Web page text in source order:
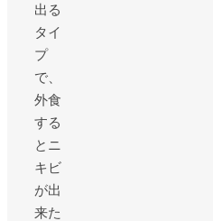
出る
タイ
プ
で、
外食
する
とニ
キビ
が出
来た